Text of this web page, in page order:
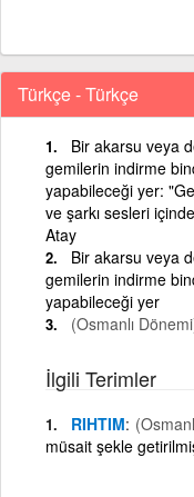
Türkçe - Türkçe
Bir akarsu veya
gemilerin indirme
yapabileceği yer:
ve şarkı sesleri
Atay
Bir akarsu veya
gemilerin indirme
yapabileceği yer
(Osmanlı
İlgili Terimler
RIHTIM
müsait şekle